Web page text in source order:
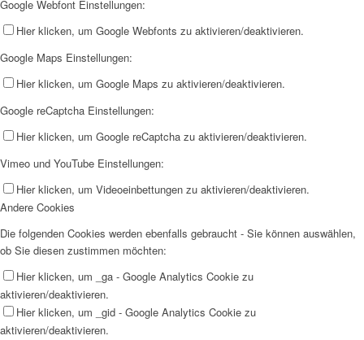
Google Webfont Einstellungen:
Hier klicken, um Google Webfonts zu aktivieren/deaktivieren.
Google Maps Einstellungen:
Hier klicken, um Google Maps zu aktivieren/deaktivieren.
Google reCaptcha Einstellungen:
Hier klicken, um Google reCaptcha zu aktivieren/deaktivieren.
Vimeo und YouTube Einstellungen:
Hier klicken, um Videoeinbettungen zu aktivieren/deaktivieren.
Andere Cookies
Die folgenden Cookies werden ebenfalls gebraucht - Sie können auswählen,
ob Sie diesen zustimmen möchten:
Hier klicken, um _ga - Google Analytics Cookie zu
aktivieren/deaktivieren.
Hier klicken, um _gid - Google Analytics Cookie zu
aktivieren/deaktivieren.